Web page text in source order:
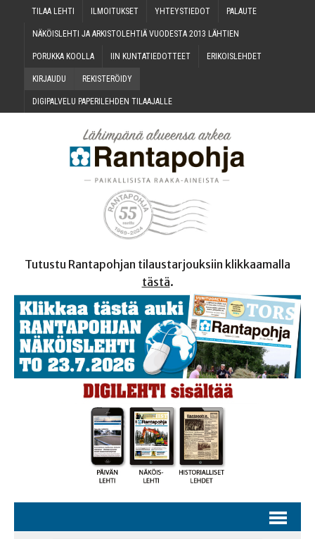
TILAA LEH­TI ILMOI­TUK­SET YHTEYS­TIE­DOT PALAU­TE
NÄKÖIS­LEH­TI JA ARKIS­TO­LEH­TIÄ VUO­DES­TA 2013 LÄHTIEN
PORUK­KA KOOLLA IIN KUN­TA­TIE­DOT­TEET ERI­KOIS­LEH­DET
KIR­JAU­DU REKIS­TE­RÖI­DY
DIGI­PAL­VE­LU PAPE­RI­LEH­DEN TILAAJALLE
Tutustu Rantapohjan tilaustarjouksiin klikkaamalla
tästä.